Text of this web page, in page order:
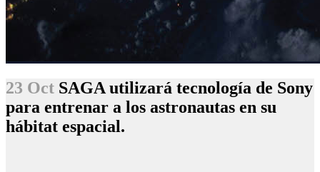
23 Oct SAGA utilizará tecnología de Sony
para entrenar a los astronautas en su
hábitat espacial.